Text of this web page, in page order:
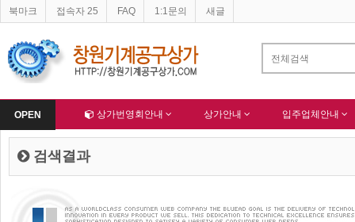
OPEN
북마크 접속자 25 FAQ 1:1문의 새글
Home 상가번영회안내 상가안내 입주업체안내
검색결과